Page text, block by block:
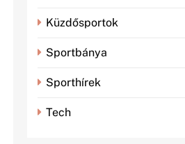
Küzdősportok
Sportbánya
Sporthírek
Tech